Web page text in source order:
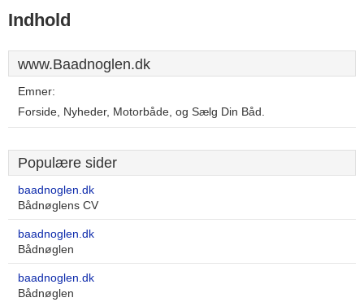
Indhold
www.Baadnoglen.dk
Emner:
Forside, Nyheder, Motorbåde, og Sælg Din Båd.
Populære sider
baadnoglen.dk
Bådnøglens CV
baadnoglen.dk
Bådnøglen
baadnoglen.dk
Bådnøglen